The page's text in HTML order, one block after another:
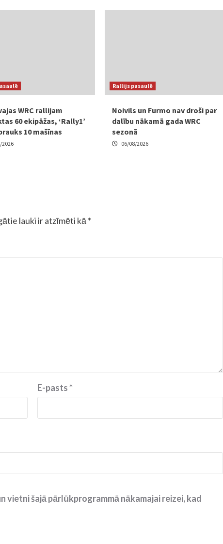
WRC rallijam
60 ekipāžas, ‘Rally1’
10 mašīnas
2026
Rallijs pasaulē
Noivils un Furmo nav droši par
dalību nākamā gada WRC
sezonā
06/08/2026
lauki ir atzīmēti kā *
E-pasts*
vietni šajā pārlūkprogrammā nākamajai reizei, kad